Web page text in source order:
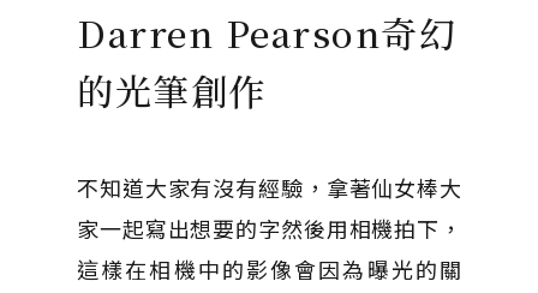
Darren Pearson奇幻
的光筆創作
不知道大家有沒有經驗，拿著仙女棒大
家一起寫出想要的字然後用相機拍下，
這樣在相機中的影像會因為曝光的關